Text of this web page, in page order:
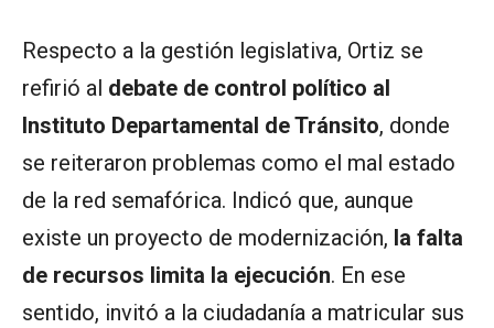
Respecto a la gestión legislativa, Ortiz se
refirió al debate de control político al
Instituto Departamental de Tránsito, donde
se reiteraron problemas como el mal estado
de la red semafórica. Indicó que, aunque
existe un proyecto de modernización, la falta
de recursos limita la ejecución. En ese
sentido, invitó a la ciudadanía a matricular sus